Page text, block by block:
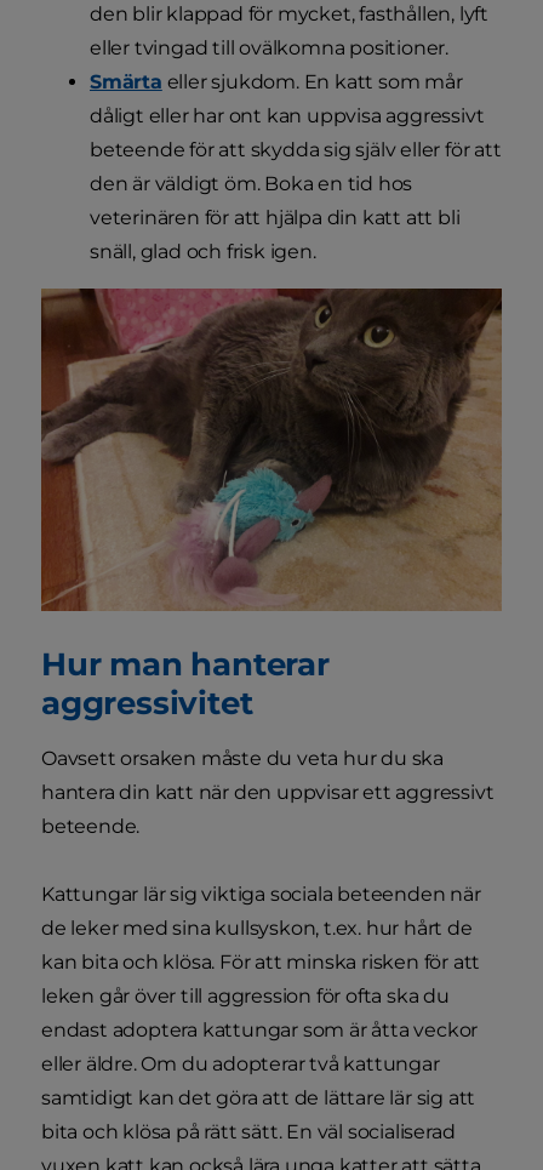
den blir klappad för mycket, fasthållen, lyft
eller tvingad till ovälkomna positioner.
Smärta eller sjukdom. En katt som mår
dåligt eller har ont kan uppvisa aggressivt
beteende för att skydda sig själv eller för att
den är väldigt öm. Boka en tid hos
veterinären för att hjälpa din katt att bli
snäll, glad och frisk igen.
Hur man hanterar
aggressivitet
Oavsett orsaken måste du veta hur du ska
hantera din katt när den uppvisar ett aggressivt
beteende.
Kattungar lär sig viktiga sociala beteenden när
de leker med sina kullsyskon, t.ex. hur hårt de
kan bita och klösa. För att minska risken för att
leken går över till aggression för ofta ska du
endast adoptera kattungar som är åtta veckor
eller äldre. Om du adopterar två kattungar
samtidigt kan det göra att de lättare lär sig att
bita och klösa på rätt sätt. En väl socialiserad